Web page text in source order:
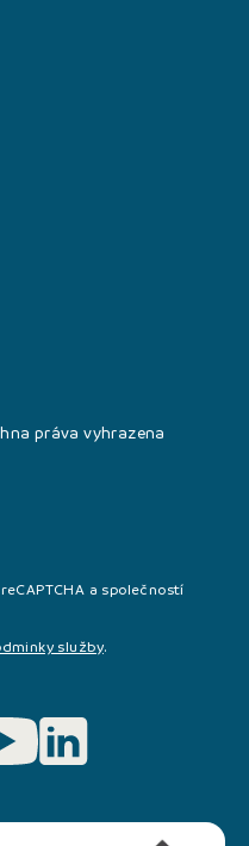
práva vyhrazena
a společností
služby.